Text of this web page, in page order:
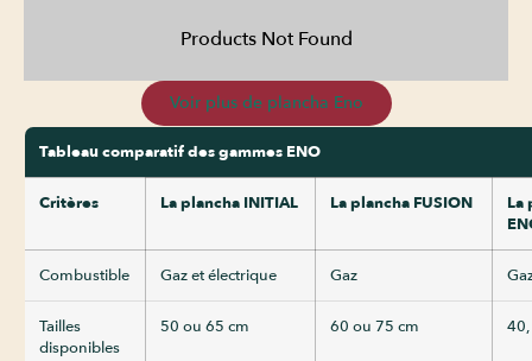
Products Not Found
Voir plus de plancha Eno
Tableau comparatif des gammes ENO
Critères La plancha INITIAL La plancha FUSION
La
Combustible Gaz et électrique Gaz
Tailles
disponibles
50 ou 65 cm 60 ou 75 cm